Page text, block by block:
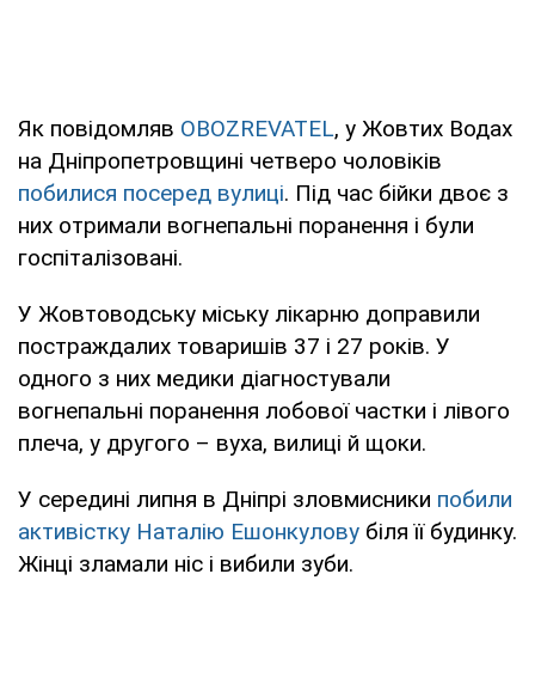
Як повідомляв OBOZREVATEL, у Жовтих Водах
на Дніпропетровщині четверо чоловіків
побилися посеред вулиці. Під час бійки двоє з
них отримали вогнепальні поранення і були
госпіталізовані.
У Жовтоводську міську лікарню доправили
постраждалих товаришів 37 і 27 років. У
одного з них медики діагностували
вогнепальні поранення лобової частки і лівого
плеча, у другого – вуха, вилиці й щоки.
У середині липня в Дніпрі зловмисники побили
активістку Наталію Ешонкулову біля її будинку.
Жінці зламали ніс і вибили зуби.